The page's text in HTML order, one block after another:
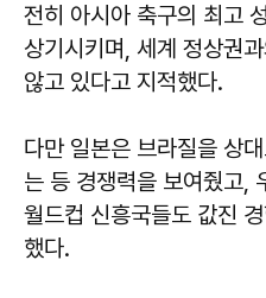
전히 아시아 축구의 최고
상기시키며, 세계 정상권
않고 있다고 지적했다.
다만 일본은 브라질을 상
는 등 경쟁력을 보여줬고,
월드컵 신흥국들도 값진
했다.